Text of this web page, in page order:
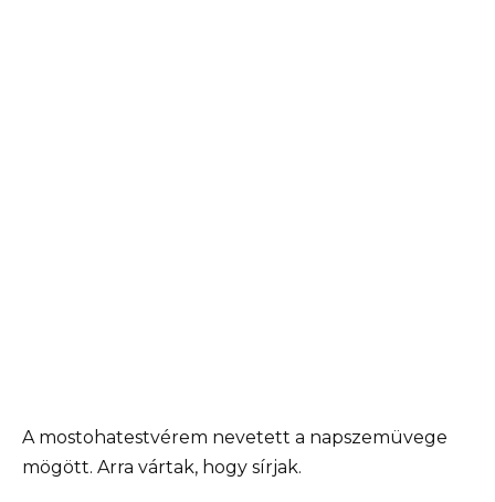
A mostohatestvérem nevetett a napszemüvege
mögött. Arra vártak, hogy sírjak.